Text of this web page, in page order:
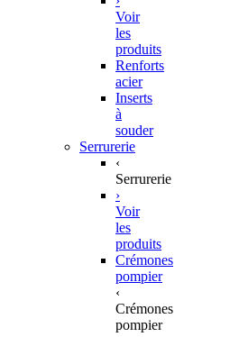
Voir
les
produits
Renforts
acier
Inserts
à
souder
Serrurerie
‹
Serrurerie
›
Voir
les
produits
Crémones
pompier
‹
Crémones
pompier